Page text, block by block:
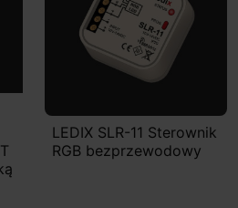
LEDIX SLR-11 Sterownik
RGB bezprzewodowy